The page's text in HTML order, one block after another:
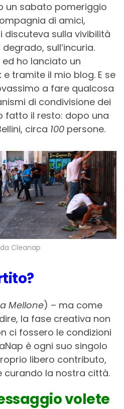
un sabato pomeriggio
di amici,
discuteva sulla vivibilità
sull’incuria.
ho lanciato un
tramite il mio blog. E se
a fare qualcosa
di condivisione dei
fatto il resto: dopo una
circa 100 persone.
Cleanap
Mellone) – ma come
la fase creativa non
ci fossero le condizioni
è ogni suo singolo
libero contributo,
curando la nostra città.
volete